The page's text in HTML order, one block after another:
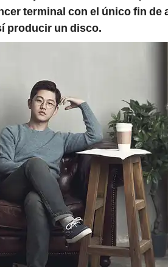
terminal con el único fin de
producir un disco.